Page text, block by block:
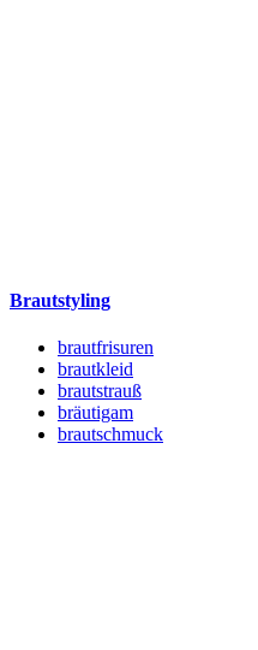
Brautstyling
brautfrisuren
brautkleid
brautstrauß
bräutigam
brautschmuck